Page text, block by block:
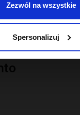
Zezwól na wszystkie
Spersonalizuj